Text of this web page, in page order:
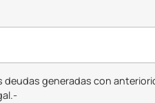
generadas con